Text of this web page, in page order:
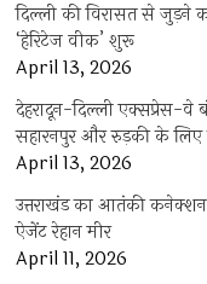
दिल्ली की विरासत से जुड़ने
‘हेरिटेज वीक’ शुरू
April 13, 2026
देहरादून-दिल्ली एक्सप्रेस-वे
सहारनपुर और रुड़की के लिए
April 13, 2026
उत्तराखंड का आतंकी
ऐजेंट रेहान मीर
April 11, 2026